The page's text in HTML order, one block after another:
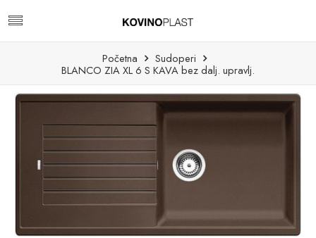
Početna
Sudoperi
BLANCO ZIA XL 6 S KAVA bez dalj. upravlj.